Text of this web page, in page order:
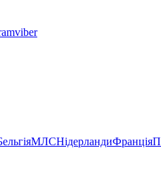
viber
МЛСНідерландиФранція